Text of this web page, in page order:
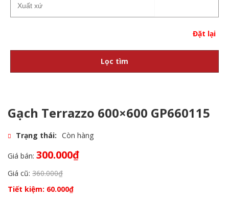
Đặt lại
Lọc tìm
Gạch Terrazzo 600×600 GP660115
Trạng thái: Còn hàng
Giá bán: 300.000₫
Giá cũ: 360.000₫
Tiết kiệm: 60.000₫